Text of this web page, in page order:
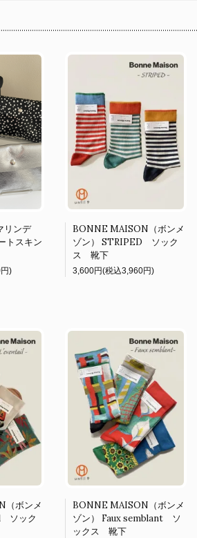
リンデ
トスキン
)
BONNE MAISON（ボンメ
ゾン） STRIPED ソック
ス 靴下
3,600円(税込3,960円)
（ボンメ
ソック
BONNE MAISON（ボンメ
ゾン） Faux semblant ソ
ックス 靴下